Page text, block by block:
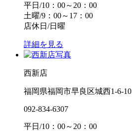
平日/10：00～20：00
土曜/9：00～17：00
店休日/日曜
詳細を見る
西新店
福岡県福岡市早良区城西1-6-10
092-834-6307
平日/10：00～20：00